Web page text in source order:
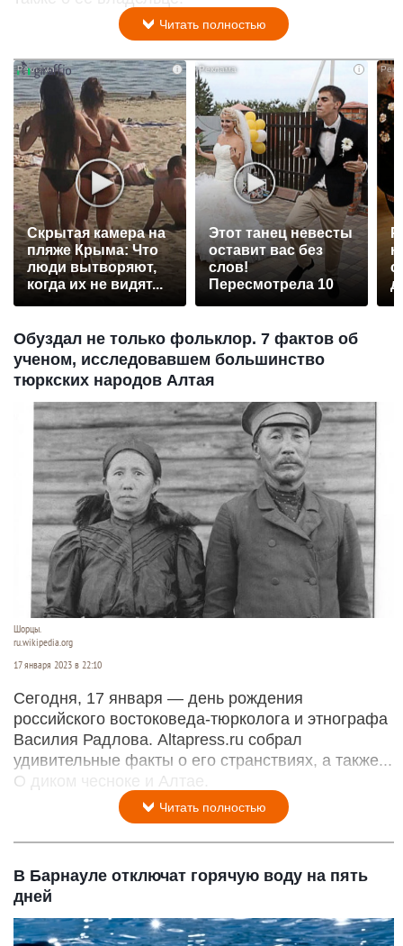
Читать полностью
i
Скрытая камера на
пляже Крыма: Что
люди вытворяют,
когда их не видят...
i
Этот танец невесты
оставит вас без
слов!
Пересмотрела 10
Обуздал не только фольклор. 7 фактов об
ученом, исследовавшем большинство
тюркских народов Алтая
Шорцы.
ru.wikipedia.org
17 января 2023 в 22:10
Сегодня, 17 января — день рождения
российского востоковеда-тюрколога и этнографа
Василия Радлова. Altapress.ru собрал
удивительные факты о его странствиях, а также...
О диком чесноке и Алтае.
Читать полностью
В Барнауле отключат горячую воду на пять
дней